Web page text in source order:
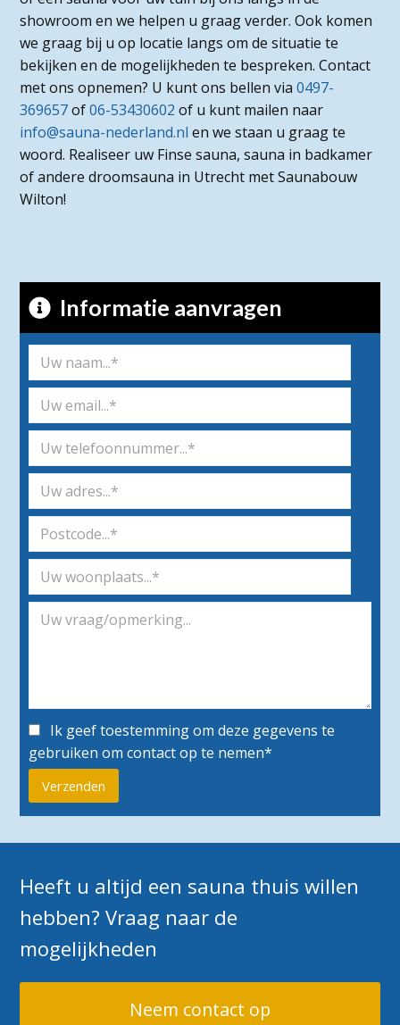
showroom en we helpen u graag verder. Ook komen
we graag bij u op locatie langs om de situatie te
bekijken en de mogelijkheden te bespreken. Contact
met ons opnemen? U kunt ons bellen via0497-
369657of06-53430602 of u kunt mailen naar
info@sauna-nederland.nl en we staan u graag te
woord. Realiseer uw Finse sauna, sauna in badkamer
of andere droomsauna in Utrecht met Saunabouw
Wilton!
Informatie aanvragen
Ik geef toestemming om deze gegevens te
gebruiken om contact op te nemen*
Heeft u altijd een sauna thuis willen
hebben? Vraag naar de
mogelijkheden
Neem contact op